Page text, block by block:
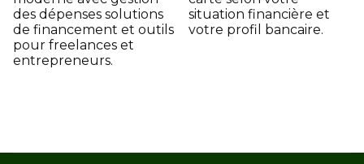
des dépenses solutions
de financement et outils
pour freelances et
entrepreneurs.
situation financière et
votre profil bancaire.